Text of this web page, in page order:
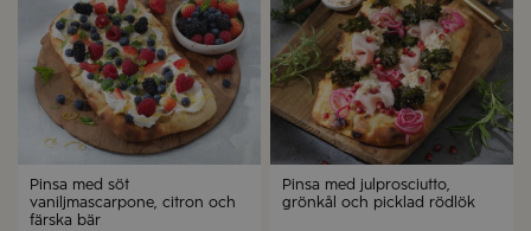
Pinsa med söt
vaniljmascarpone, citron och
färska bär
Pinsa med julprosciutto,
grönkål och picklad rödlök